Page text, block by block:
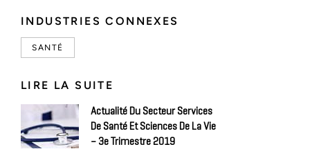
INDUSTRIES CONNEXES
SANTÉ
LIRE LA SUITE
Actualité Du Secteur Services
De Santé Et Sciences De La Vie
– 3e Trimestre 2019